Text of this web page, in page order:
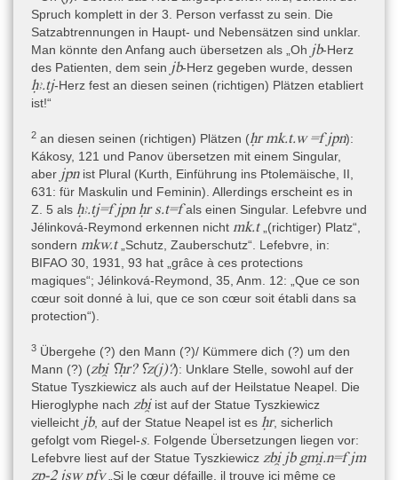
Löwenkult von Miysis in Leontopolis passen. Ein Löwe (oder eine
Löwin) mit Atefkrone auf der linken Schmalseite des
Rückenpfeilers trägt den Namen „Sachmet, die in Bubastis
wohnt“. Ob dies ein weiterer (?) Hinweis für eine Herkunft aus der
Region Leontopolis-Bubastis sein könnte?
Datierung
(Absolute Datierung: Jahrhunderte) » (Jahrhunderte v.Chr.) » 4.
Jhdt. v.Chr. » 1. Viertel 4. Jhdt. v.Chr.
bis:
(Absolute Datierung: Jahrhunderte) » (Jahrhunderte v.Chr.) » 3.
Jhdt. v.Chr. » 1. Viertel 3. Jhdt. v.Chr.
Die Datierung beruht auf der Stilistik, dem Bildprogramm und der
Ähnlichkeit mit anderen, datierbaren Heilstatuen. Durch
bis zum Ende des 4. Jh. v. Chr.: Kartuschen von Nektanebos II.
(359-341 v. Chr.) auf derMetternichsteleund auf der Heilstatue
Kairo JE 41677; Kartuschen von Philippus Arrhidaeus (323-317)
auf derHeilstatue des Djedhor Kairo JE 46341(Kákosy 1999, 15).
Namentlich bekannte Stifter von Heilstatuen können mit
prosopographischen Mitteln nicht genauer als die 30. Dynastie
und/oder die frühe Ptolemäerzeit eingeordnet werden. Kákosy
Spruch komplett in der 3. Person verfasst zu sein. Die
Satzabtrennungen in Haupt- und Nebensätzen sind unklar.
Man könnte den Anfang auch übersetzen als „Oh jb-Herz
des Patienten, dem sein jb-Herz gegeben wurde, dessen
ḥꜣ.tj-Herz fest an diesen seinen (richtigen) Plätzen etabliert
ist!“
2 an diesen seinen (richtigen) Plätzen (ḥr mk.t.w =f jpn):
Kákosy, 121 und Panov übersetzen mit einem Singular,
aber jpn ist Plural (Kurth, Einführung ins Ptolemäische, II,
631: für Maskulin und Feminin). Allerdings erscheint es in
Z. 5 als ḥꜣ.tj=f jpn ḥr s.t=fals einen Singular. Lefebvre und
Jélinková-Reymond erkennen nicht mk.t„(richtiger) Platz“,
sondern mkw.t „Schutz, Zauberschutz“. Lefebvre, in:
BIFAO 30, 1931, 93 hat „grâce à ces protections
magiques“; Jélinková-Reymond, 35, Anm. 12: „Que ce son
cœur soit donné à lui, que ce son cœur soit établi dans sa
protection“).
3 Übergehe (?) den Mann (?)/ Kümmere dich (?) um den
Mann (?) (zbi̯ ⸮ḥr? ⸮z(j)?): Unklare Stelle, sowohl auf der
Statue Tyszkiewicz als auch auf der Heilstatue Neapel. Die
Hieroglyphe nach zbi̯ist auf der Statue Tyszkiewicz
vielleicht jb, auf der Statue Neapel ist es ḥr, sicherlich
gefolgt vom Riegel-s. Folgende Übersetzungen liegen vor:
Lefebvre liest auf der Statue Tyszkiewicz zbi̯ jb gmi̯.n=f jm
zp-2 jsw pfy„Si le cœur défaille, il trouve ici même ce